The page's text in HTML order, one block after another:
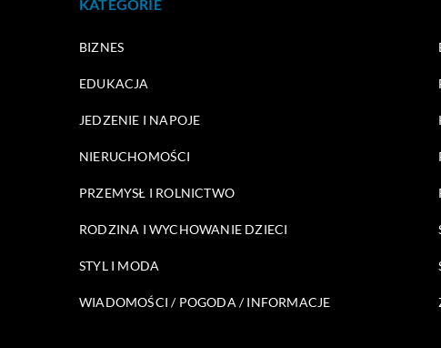
KATEGORIE
BIZNES
EDUKACJA
JEDZENIE I NAPOJE
NIERUCHOMOŚCI
PRZEMYSŁ I ROLNICTWO
RODZINA I WYCHOWANIE DZIECI
STYL I MODA
WIADOMOŚCI / POGODA / INFORMACJE